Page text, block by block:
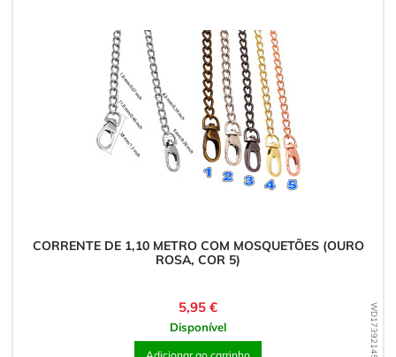
WD1739214562
CORRENTE DE 1,10 METRO COM MOSQUETÕES (OURO
ROSA, COR 5)
Preço
5,95 €
Disponível